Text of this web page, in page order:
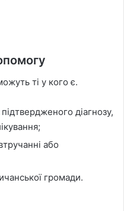
ті у кого є.
діагнозу,
або
громади.